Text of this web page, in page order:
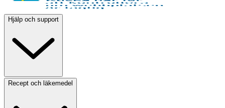
Hjälp och support
Recept och läkemedel